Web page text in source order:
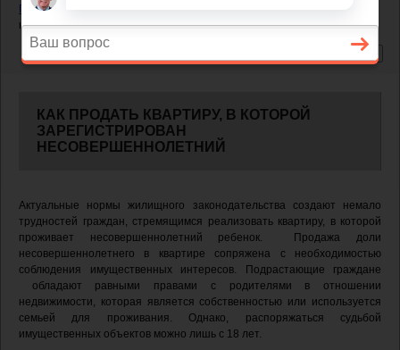
Главная
несовершеннолетний
КАК ПРОДАТЬ КВАРТИРУ, В КОТОРОЙ
ЗАРЕГИСТРИРОВАН
НЕСОВЕРШЕННОЛЕТНИЙ
Актуальные нормы жилищного законодательства создают немало
трудностей граждан, стремящимся реализовать квартиру, в которой
проживает несовершеннолетний ребенок. Продажа доли
несовершеннолетнего в квартире сопряжена с необходимостью
соблюдения имущественных интересов. Подрастающие граждане
обладают равными правами с родителями в отношении
недвижимости, которая является собственностью или используется
семьей для проживания. Однако, распоряжаться судьбой
имущественных объектов можно лишь с 18 лет.